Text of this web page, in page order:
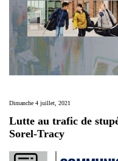
Dimanche 4 juillet, 2021
Lutte au trafic de
Sorel-Tracy